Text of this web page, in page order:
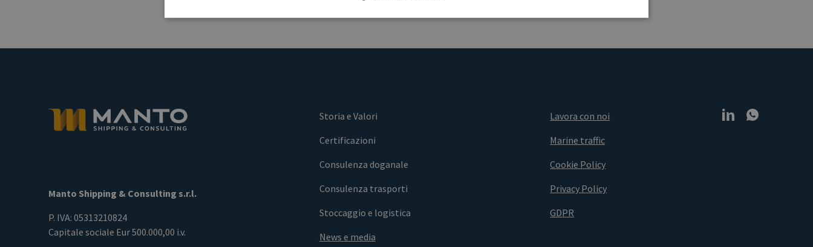
Manto Shipping & Consulting s.r.l.
P. IVA: 05313210824
Capitale sociale Eur 500.000,00 i.v.
Storia e Valori
Certificazioni
Consulenza doganale
Consulenza trasporti
Stoccaggio e logistica
News e media
Lavora con noi
Marine traffic
Cookie Policy
Privacy Policy
GDPR